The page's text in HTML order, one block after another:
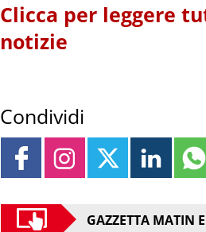
Clicca per leggere
notizie
Condividi
GAZZETTA MATIN